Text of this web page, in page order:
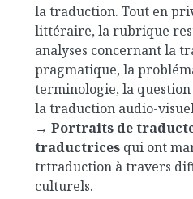
la traduction. Tout en
littéraire, la rubrique
analyses concernant la
pragmatique, la
terminologie, la
la traduction audio-
→ Portraits de
traductricesqui ont
trtraduction à travers
culturels.